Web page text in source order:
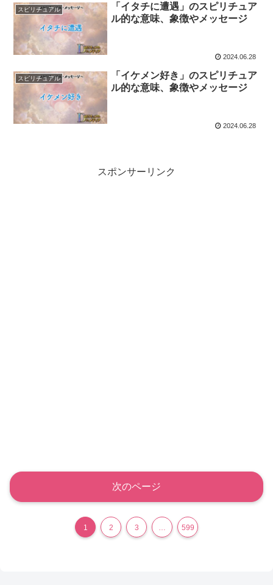
スピリチュアル
「イタチに遭遇」のスピリチュア
ル的な意味、象徴やメッセージ
2024.06.28
スピリチュアル
「イケメン好き」のスピリチュア
ル的な意味、象徴やメッセージ
2024.06.28
スポンサーリンク
次のページ
1 2 3 599